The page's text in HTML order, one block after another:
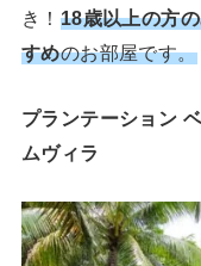
き！ 18歳以上の方
すめのお部屋です。
プランテーション
ムヴィラ